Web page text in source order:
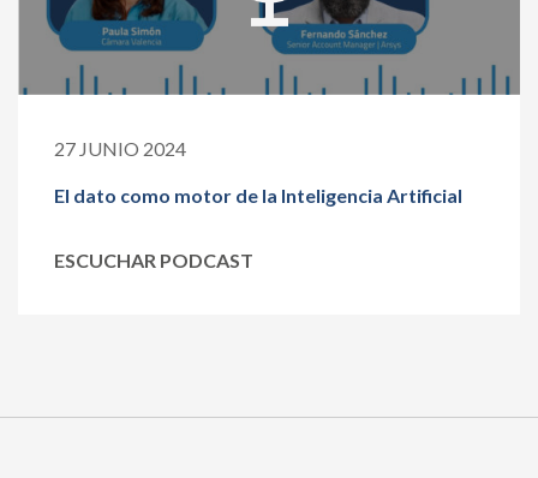
27 JUNIO 2024
El dato como motor de la Inteligencia Artificial
ESCUCHAR PODCAST